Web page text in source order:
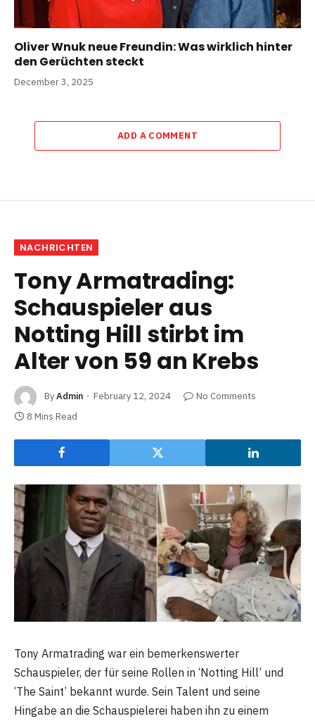
Oliver Wnuk neue Freundin: Was wirklich hinter
den Gerüchten steckt
December 3, 2025
ADD A COMMENT
NACHRICHTEN
Tony Armatrading:
Schauspieler aus
Notting Hill stirbt im
Alter von 59 an Krebs
ByAdmin February 12, 2024
No Comments
8 Mins Read
Tony Armatrading war ein bemerkenswerter
Schauspieler, der für seine Rollen in ‘Notting Hill’ und
‘The Saint’ bekannt wurde. Sein Talent und seine
Hingabe an die Schauspielerei haben ihn zu einem